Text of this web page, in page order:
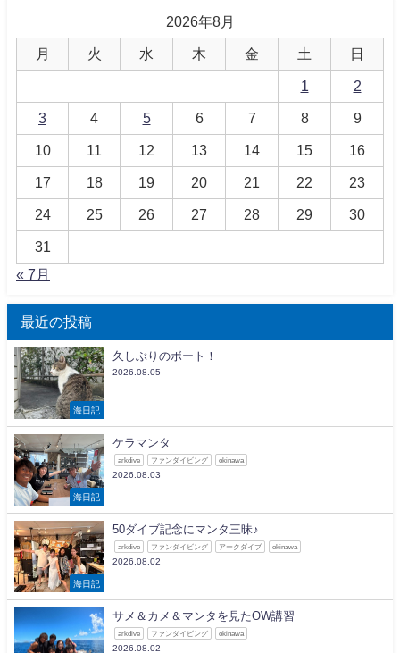
2026年8月
月 火 水 木 金 土 日
1 2
3 4 5 6 7 8 9
10 11 12 13 14 15 16
17 18 19 20 21 22 23
24 25 26 27 28 29 30
31
« 7月
最近の投稿
海日記
久しぶりのボート！
2026.08.05
海日記
ケラマンタ
arkdive ファンダイビング okinawa
2026.08.03
海日記
50ダイブ記念にマンタ三昧♪
arkdive ファンダイビング アークダイブ okinawa
2026.08.02
サメ＆カメ＆マンタを見たOW講習
arkdive ファンダイビング okinawa
2026.08.02